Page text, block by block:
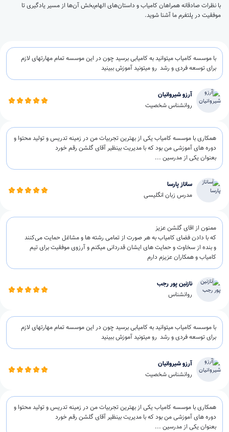
با نظرات صادقانه همراهان کامیاب و داستان‌های الهام‌بخش آن‌ها از مسیر یادگیری تا
موفقیت در پلتفرم ما آشنا شوید.
با موسسه کامیاب میتوانید به کامیابی برسید چون در این موسسه تمام مهارتهای لازم
برای توسعه فردی و رشد رو میتونید آموزش ببینید
آرزو شیروانیان
روانشناس شخصیت
همکاری با موسسه کامیاب یکی از بهترین تجربیات من در زمینه تدریس و تولید محتوا و
دوره های آموزشی من بود که با مدیریت بینظیر آقای گلشن رقم خورد
بعنوان یکی از مدرسین ...
ساناز پارسا
مدرس زبان انگلیسی
ممنون از اقای گلشن عزیز
که با دادن فضای کامیاب به هر صورت از تمامی رشته ها و مشاغل حمایت می‌کنند
و بنده از سخاوت و حمایت های ایشان قدردانی میکنم و آرزوی موفقیت برای تیم
کامیاب و همکاران عزیزم دارم
نازنین پور رجب
روانشناس
با موسسه کامیاب میتوانید به کامیابی برسید چون در این موسسه تمام مهارتهای لازم
برای توسعه فردی و رشد رو میتونید آموزش ببینید
آرزو شیروانیان
روانشناس شخصیت
همکاری با موسسه کامیاب یکی از بهترین تجربیات من در زمینه تدریس و تولید محتوا و
دوره های آموزشی من بود که با مدیریت بینظیر آقای گلشن رقم خورد
بعنوان یکی از مدرسین ...